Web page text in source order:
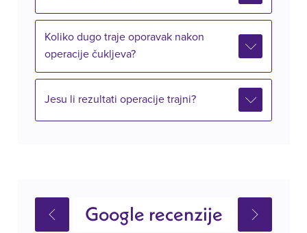
Koliko dugo traje oporavak nakon
operacije čukljeva?
Jesu li rezultati operacije trajni?
Google recenzije